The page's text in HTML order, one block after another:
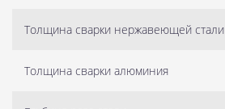
Толщина сварки нержавеющей стали
Толщина сварки алюминия